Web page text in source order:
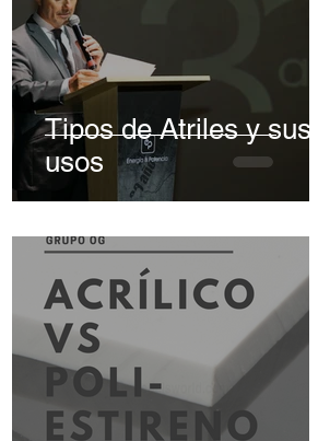
Tipos de Atriles y sus
usos